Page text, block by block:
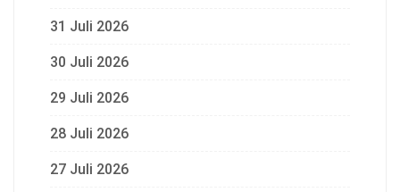
31 Juli 2026
30 Juli 2026
29 Juli 2026
28 Juli 2026
27 Juli 2026